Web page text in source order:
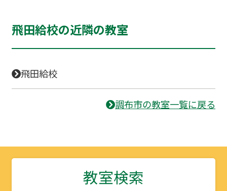
飛田給校の近隣の教室
飛田給校
調布市の教室一覧に戻る
教室検索